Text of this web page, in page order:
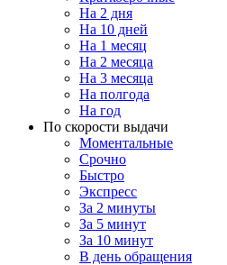
На 2 дня
На 10 дней
На 1 месяц
На 2 месяца
На 3 месяца
На полгода
На год
По скорости выдачи
Моментальные
Срочно
Быстро
Экспресс
За 2 минуты
За 5 минут
За 10 минут
В день обращения